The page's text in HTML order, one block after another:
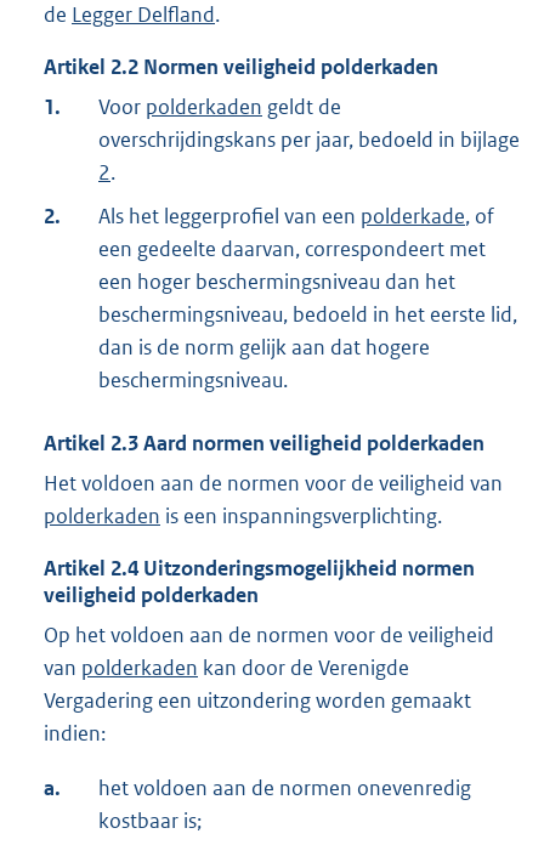
de Legger Delfland.
Artikel 2.2 Normen veiligheid polderkaden
1.
Voor polderkaden geldt de
overschrijdingskans per jaar, bedoeld in bijlage
2.
2.
Als het leggerprofiel van een polderkade, of
een gedeelte daarvan, correspondeert met
een hoger beschermingsniveau dan het
beschermingsniveau, bedoeld in het eerste lid,
dan is de norm gelijk aan dat hogere
beschermingsniveau.
Artikel 2.3Aard normen veiligheid polderkaden
Het voldoen aan de normen voor de veiligheid van
polderkaden is een inspanningsverplichting.
Artikel 2.4 Uitzonderingsmogelijkheid normen
veiligheid polderkaden
Op het voldoen aan de normen voor de veiligheid
van polderkaden kan door de Verenigde
Vergadering een uitzondering worden gemaakt
indien:
a.
het voldoen aan de normen onevenredig
kostbaar is;